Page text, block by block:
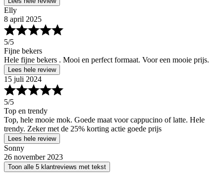
Elly
8 april 2025
5/5
Fijne bekers
Hele fijne bekers . Mooi en perfect formaat. Voor een mooie prijs.
Lees hele review
15 juli 2024
5/5
Top en trendy
Top, hele mooie mok. Goede maat voor cappucino of latte. Hele
trendy. Zeker met de 25% korting actie goede prijs
Lees hele review
Sonny
26 november 2023
Toon alle 5 klantreviews met tekst